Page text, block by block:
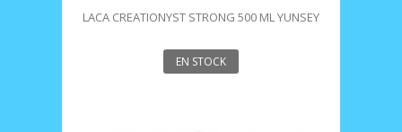
LACA CREATIONYST STRONG 500 ML YUNSEY
EN STOCK